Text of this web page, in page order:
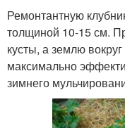
Ремонтантную
толщиной 10-15 см.
кусты, а землю
максимально
зимнего